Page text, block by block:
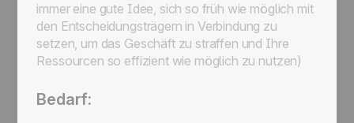
immer eine gute Idee, sich so früh wie möglich mit
den Entscheidungsträgern in Verbindung zu
setzen, um das Geschäft zu straffen und Ihre
Ressourcen so effizient wie möglich zu nutzen)
Bedarf: